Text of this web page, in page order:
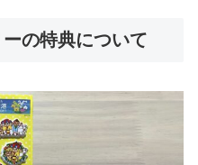
の特典について